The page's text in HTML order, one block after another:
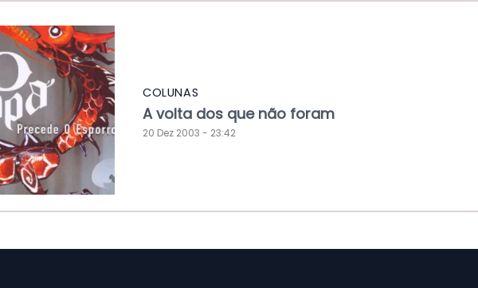
COLUNAS
A volta dos que não foram
20 Dez 2003 - 23:42